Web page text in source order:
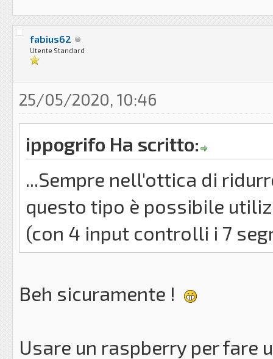
fabius62
Utente Standard
25/05/2020, 10:46
ippogrifo Ha scritto:
...Sempre nell'ottica di
questo tipo è possibile
(con 4 input controlli i 7
Beh sicuramente !
Usare un raspberry per fare